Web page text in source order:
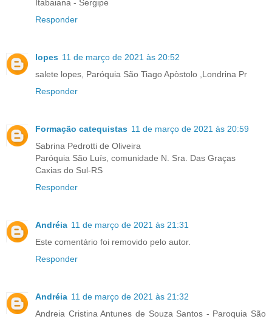
Itabaiana - Sergipe
Responder
lopes 11 de março de 2021 às 20:52
salete lopes, Paróquia São Tiago Apòstolo ,Londrina Pr
Responder
Formação catequistas 11 de março de 2021 às 20:59
Sabrina Pedrotti de Oliveira
Paróquia São Luís, comunidade N. Sra. Das Graças
Caxias do Sul-RS
Responder
Andréia 11 de março de 2021 às 21:31
Este comentário foi removido pelo autor.
Responder
Andréia 11 de março de 2021 às 21:32
Andreia Cristina Antunes de Souza Santos - Paroquia São